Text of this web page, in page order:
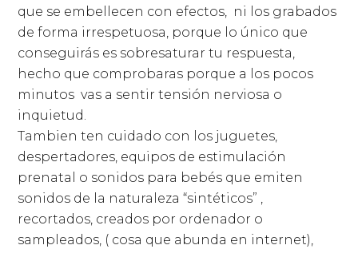
que se embellecen con efectos, ni los grabados
de forma irrespetuosa, porque lo único que
conseguirás es sobresaturar tu respuesta,
hecho que comprobaras porque a los pocos
minutos vas a sentir tensión nerviosa o
inquietud.
Tambien ten cuidado con los juguetes,
despertadores, equipos de estimulación
prenatal o sonidos para bebés que emiten
sonidos de la naturaleza “sintéticos” ,
recortados, creados por ordenador o
sampleados, ( cosa que abunda en internet),